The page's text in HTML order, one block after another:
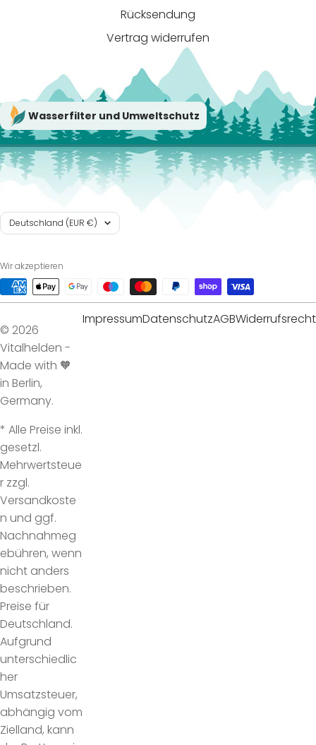
Rücksendung
Vertrag widerrufen
Wasserfilter und Umweltschutz
Land/Region
Deutschland (EUR €)
Wir akzeptieren
© 2026
Vitalhelden -
Made with 🧡
in Berlin,
Germany.
* Alle Preise inkl.
gesetzl.
Mehrwertsteue
r zzgl.
Versandkoste
n und ggf.
Nachnahmeg
ebühren, wenn
nicht anders
beschrieben.
Preise für
Deutschland.
Aufgrund
unterschiedlic
her
Umsatzsteuer,
abhängig vom
Zielland, kann
ImpressumDatenschutzAGBWiderrufsrecht